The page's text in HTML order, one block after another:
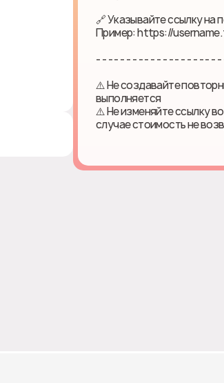
🔗 Указывайте ссылку на
Пример: https://
- - - - - - - - - - - - - - - - - - - -
⚠️ Не создавайте
выполняется
⚠️ Не изменяйте ссылку
случае стоимость не